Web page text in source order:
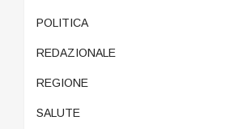
POLITICA
REDAZIONALE
REGIONE
SALUTE